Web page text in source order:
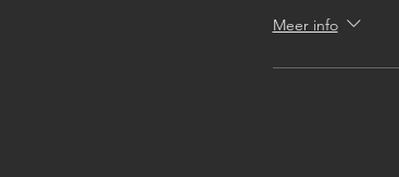
Meer info